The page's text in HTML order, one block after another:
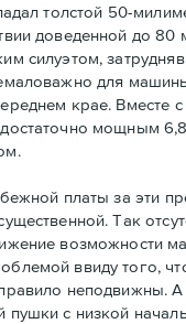
толстой 50-
доведенной до 80
силуэтом,
для
крае. Вместе
мощным
платы за эти
Так
возможности
ввиду того,
неподвижны. А
пушки с низкой